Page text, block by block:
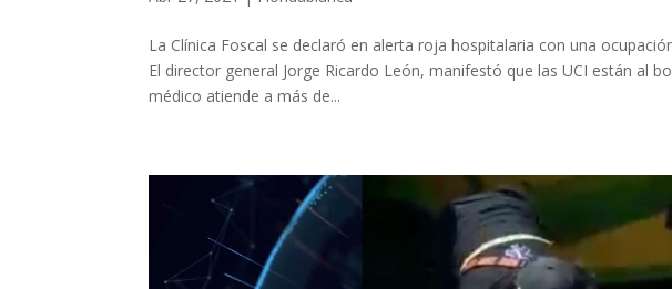
La Clínica Foscal se declaró en alerta roja hospitalaria con una
El director general Jorge Ricardo León, manifestó que las UCI están al
médico atiende a más de...